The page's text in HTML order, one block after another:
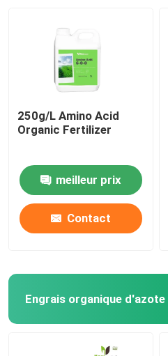
250g/L Amino Acid
Organic Fertilizer
meilleur prix
Contact
Engrais organique d'azote